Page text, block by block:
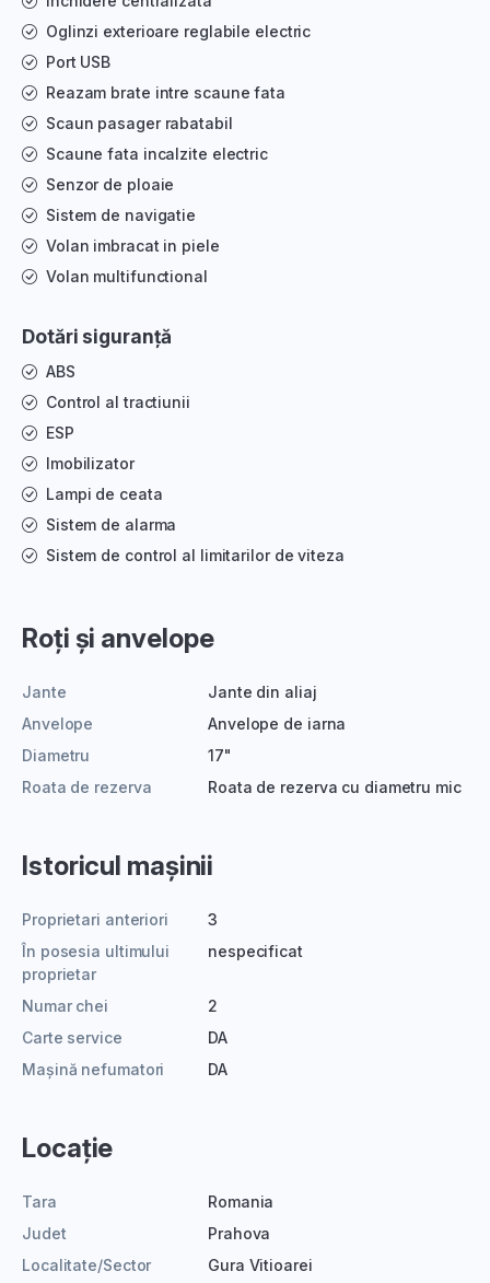
Oglinzi exterioare reglabile electric
Port USB
Reazam brate intre scaune fata
Scaun pasager rabatabil
Scaune fata incalzite electric
Senzor de ploaie
Sistem de navigatie
Volan imbracat in piele
Volan multifunctional
Dotări siguranță
ABS
Control al tractiunii
ESP
Imobilizator
Lampi de ceata
Sistem de alarma
Sistem de control al limitarilor de viteza
Roți și anvelope
Jante
Jante din aliaj
Anvelope
Anvelope de iarna
Diametru
17"
Roata de rezerva
Roata de rezerva cu diametru mic
Istoricul mașinii
Proprietari anteriori
3
În posesia ultimului
proprietar
nespecificat
Numar chei
2
Carte service
DA
Mașină nefumatori
DA
Locație
Tara
Romania
Judet
Prahova
Localitate/Sector
Gura Vitioarei